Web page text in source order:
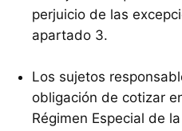
perjuicio de las
apartado 3.
Los sujetos
obligación de cotizar
Régimen Especial de